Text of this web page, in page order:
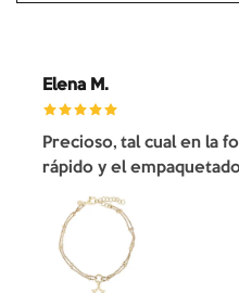
Elena M.
Precioso, tal cual en la
rápido y el